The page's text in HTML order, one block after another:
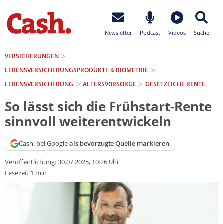
Newsletter Podcast Videos Suche
VERSICHERUNGEN
LEBENSVERSICHERUNGS­PRODUKTE & BIOMETRIE
LEBENSVERSICHERUNG
ALTERSVORSORGE GESETZLICHE RENTE
So lässt sich die Frühstart-Rente
sinnvoll weiterentwickeln
Cash. bei Googleals bevorzugte Quelle markieren
Veröffentlichung:30.07.2025, 10:26 Uhr
Lesezeit 1 min